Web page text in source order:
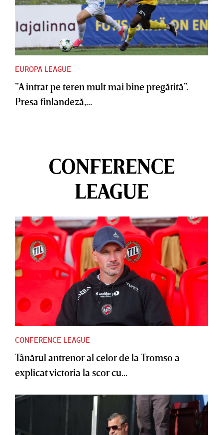
EUROPA LEAGUE
”A intrat pe teren mult mai bine pregătită”.
Presa finlandeză,...
CONFERENCE
LEAGUE
CONFERENCE LEAGUE
Tânărul antrenor al celor de la Tromso a
explicat victoria la scor cu...